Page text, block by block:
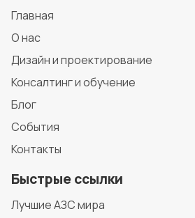
Главная
О нас
Дизайн и проектирование
Консалтинг и обучение
Блог
События
Контакты
Быстрые ссылки
Лучшие АЗС мира